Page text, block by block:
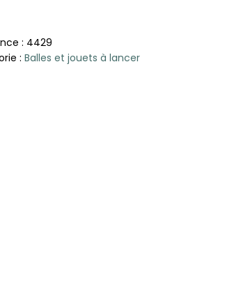
: 4429
: Balles et jouets à lancer